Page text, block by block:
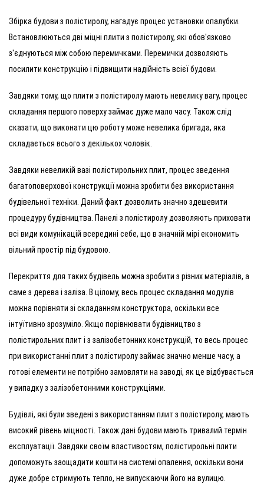
Збірка будови з полістиролу, нагадує процес установки опалубки.
Встановлюються дві міцні плити з полістиролу, які обов'язково
з'єднуються між собою перемичками. Перемички дозволяють
посилити конструкцію і підвищити надійність всієї будови.
Завдяки тому, що плити з полістиролу мають невелику вагу, процес
складання першого поверху займає дуже мало часу. Також слід
сказати, що виконати цю роботу може невелика бригада, яка
складається всього з декількох чоловік.
Завдяки невеликій вазі полістирольних плит, процес зведення
багатоповерхової конструкції можна зробити без використання
будівельної техніки. Даний факт дозволить значно здешевити
процедуру будівництва. Панелі з полістиролу дозволяють приховати
всі види комунікацій всередині себе, що в значній мірі економить
вільний простір під будовою.
Перекриття для таких будівель можна зробити з різних матеріалів, а
саме з дерева і заліза. В цілому, весь процес складання модулів
можна порівняти зі складанням конструктора, оскільки все
інтуїтивно зрозуміло. Якщо порівнювати будівництво з
полістирольних плит і з залізобетонних конструкцій, то весь процес
при використанні плит з полістиролу займає значно менше часу, а
готові елементи не потрібно замовляти на заводі, як це відбувається
у випадку з залізобетонними конструкціями.
Будівлі, які були зведені з використанням плит з полістиролу, мають
високий рівень міцності. Також дані будови мають тривалий термін
експлуатації. Завдяки своїм властивостям, полістирольні плити
допоможуть заощадити кошти на системі опалення, оскільки вони
дуже добре стримують тепло, не випускаючи його на вулицю.